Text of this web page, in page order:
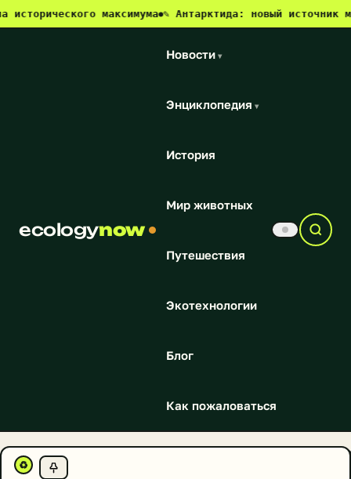
максимума●✎ Антарктида: новый источник
ecologynow
Новости ▾
Энциклопедия ▾
История
Мир животных
Путешествия
Экотехнологии
Блог
Как пожаловаться
♻